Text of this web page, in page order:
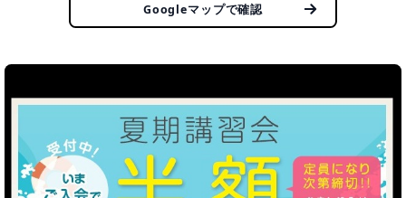
Googleマップで確認